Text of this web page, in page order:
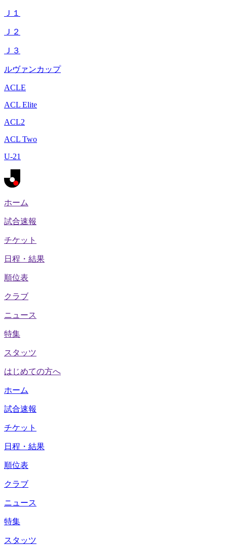
Ｊ１
Ｊ２
Ｊ３
ルヴァンカップ
ACLE
ACL Elite
ACL2
ACL Two
U-21
ホーム
試合速報
チケット
日程・結果
順位表
クラブ
ニュース
特集
スタッツ
はじめての方へ
ホーム
試合速報
チケット
日程・結果
順位表
クラブ
ニュース
特集
スタッツ